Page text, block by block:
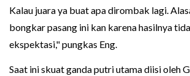
Kalau juara ya buat apa dirombak lagi.
bongkar pasang ini kan karena hasilnya
ekspektasi," pungkas Eng.
Saat ini skuat ganda putri utama diisi oleh